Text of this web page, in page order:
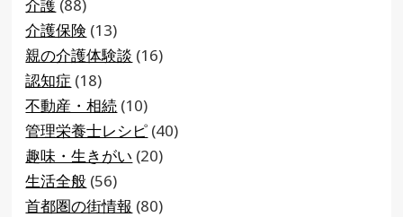
介護 (88)
介護保険 (13)
親の介護体験談 (16)
認知症 (18)
不動産・相続 (10)
管理栄養士レシピ (40)
趣味・生きがい (20)
生活全般 (56)
首都圏の街情報 (80)